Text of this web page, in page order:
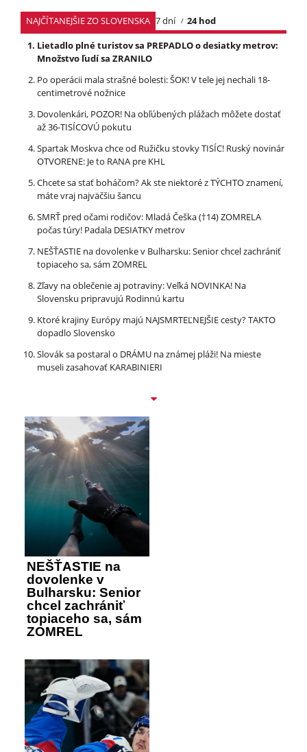
NAJČÍTANEJŠIE ZO SLOVENSKA 7 dní
24 hod
Lietadlo plné turistov sa PREPADLO o desiatky metrov:
Množstvo ľudí sa ZRANILO
Po operácii mala strašné bolesti: ŠOK! V tele jej nechali 18-
centimetrové nožnice
Dovolenkári, POZOR! Na obľúbených plážach môžete dostať
až 36-TISÍCOVÚ pokutu
Spartak Moskva chce od Ružičku stovky TISÍC! Ruský novinár
OTVORENE: Je to RANA pre KHL
Chcete sa stať boháčom? Ak ste niektoré z TÝCHTO znamení,
máte vraj najväčšiu šancu
SMRŤ pred očami rodičov: Mladá Češka (†14) ZOMRELA
počas túry! Padala DESIATKY metrov
NEŠŤASTIE na dovolenke v Bulharsku: Senior chcel zachrániť
topiaceho sa, sám ZOMREL
Zľavy na oblečenie aj potraviny: Veľká NOVINKA! Na
Slovensku pripravujú Rodinnú kartu
Ktoré krajiny Európy majú NAJSMRTEĽNEJŠIE cesty? TAKTO
dopadlo Slovensko
Slovák sa postaral o DRÁMU na známej pláži! Na mieste
museli zasahovať KARABINIERI
NEŠŤASTIE na
dovolenke v
Bulharsku: Senior
chcel zachrániť
topiaceho sa, sám
ZOMREL